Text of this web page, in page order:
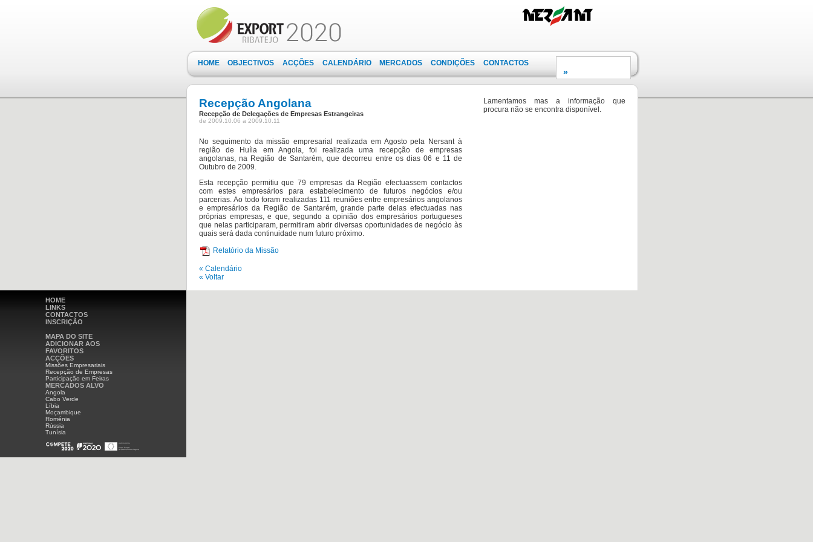
HOME OBJECTIVOS ACÇÕES CALENDÁRIO MERCADOS CONDIÇÕES CONTACTOS
Recepção Angolana
Recepção de Delegações de Empresas Estrangeiras
de 2009.10.06 a 2009.10.11
No seguimento da missão empresarial realizada em Agosto pela Nersant à
região de Huíla em Angola, foi realizada uma recepção de empresas
angolanas, na Região de Santarém, que decorreu entre os dias 06 e 11 de
Outubro de 2009.
Esta recepção permitiu que 79 empresas da Região efectuassem contactos
com estes empresários para estabelecimento de futuros negócios e/ou
parcerias. Ao todo foram realizadas 111 reuniões entre empresários angolanos
e empresários da Região de Santarém, grande parte delas efectuadas nas
próprias empresas, e que, segundo a opinião dos empresários portugueses
que nelas participaram, permitiram abrir diversas oportunidades de negócio às
quais será dada continuidade num futuro próximo.
Relatório da Missão
« Calendário
« Voltar
Lamentamos mas a informação que
procura não se encontra disponível.
HOME
LINKS
CONTACTOS
INSCRIÇÃO
MAPA DO SITE
ADICIONAR AOS
FAVORITOS
ACÇÕES
Missões Empresariais
Recepção de Empresas
Participação em Feiras
MERCADOS ALVO
Angola
Cabo Verde
Líbia
Moçambique
Roménia
Rússia
Tunísia